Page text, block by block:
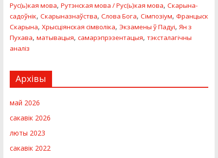
Рус(ь)кая мова, Рутэнская мова / Рус(ь)кая мова, Скарына-
садоўнік, Скарыназнаўства, Слова Бога, Сімпозіум, Францыск
Скарына, Хрысціянская сімволіка, Экзамены ў Падуі, Ян з
Пухава, матывацыя, самарэпрэзентацыя, тэксталагічны
аналіз
Архівы
май 2026
сакавік 2026
люты 2023
сакавік 2022